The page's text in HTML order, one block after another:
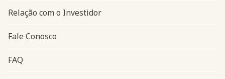
Relação com o Investidor
Fale Conosco
FAQ